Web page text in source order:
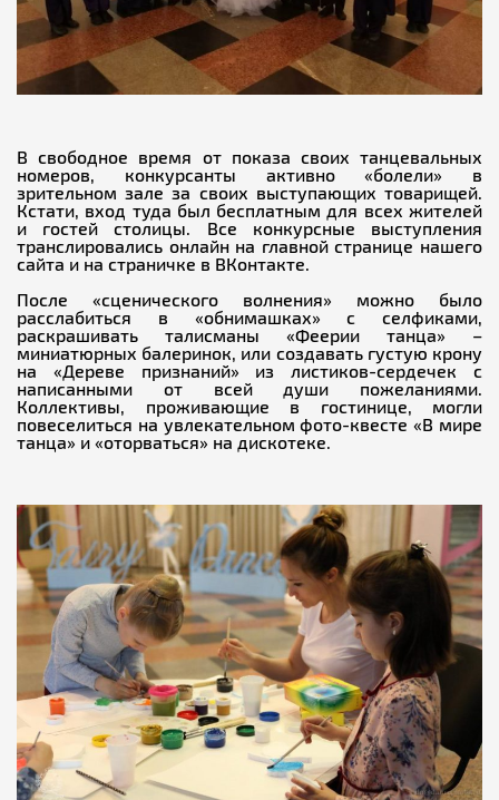
В свободное время от показа своих танцевальных
номеров, конкурсанты активно «болели» в
зрительном зале за своих выступающих товарищей.
Кстати, вход туда был бесплатным для всех жителей
и гостей столицы. Все конкурсные выступления
транслировались онлайн на главной странице нашего
сайта и на страничке в ВКонтакте.
После «сценического волнения» можно было
расслабиться в «обнимашках» с селфиками,
раскрашивать талисманы «Феерии танца» –
миниатюрных балеринок, или создавать густую крону
на «Дереве признаний» из листиков-сердечек с
написанными от всей души пожеланиями.
Коллективы, проживающие в гостинице, могли
повеселиться на увлекательном фото-квесте «В мире
танца» и «оторваться» на дискотеке.